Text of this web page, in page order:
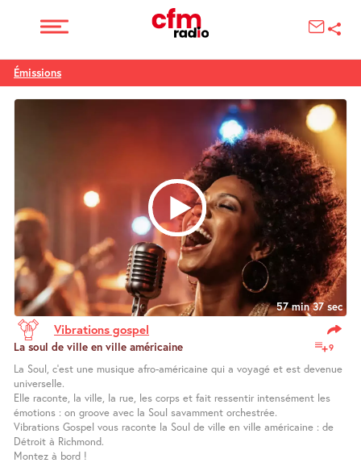
Émissions
57 min 37 sec
Vibrations gospel
9
La soul de ville en ville américaine
La Soul, c’est une musique afro-américaine qui a voyagé et est devenue
universelle.
Elle raconte, la ville, la rue, les corps et fait ressentir intensément les
émotions : on groove avec la Soul savamment orchestrée.
Vibrations Gospel vous raconte la Soul de ville en ville américaine : de
Détroit à Richmond.
Montez à bord !